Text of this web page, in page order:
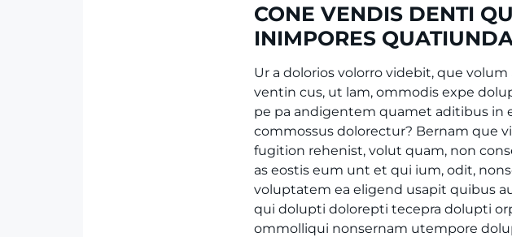
CONE VENDIS DENTI
INIMPORES
Ur a dolorios volorro videbit, que
ventin cus, ut lam, ommodis expe
pe pa andigentem quamet aditibus in
commossus dolorectur? Bernam que
fugition rehenist, volut quam, non
as eostis eum unt et qui ium, odit,
voluptatem ea eligend usapit quibus
qui dolupti dolorepti tecepra dolupti
ommolliqui nonsernam utempore